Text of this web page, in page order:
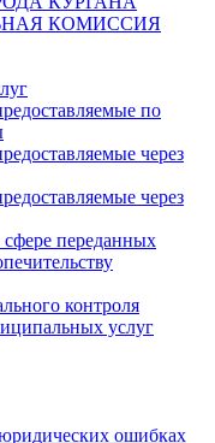
КОМИССИЯ
по
через
через
сфере переданных
контроля
услуг
ошибках